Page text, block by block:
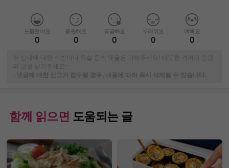
도움됐어요
0
응원해요
0
궁금해요
0
부러워요
0
예뻐요
0
※ 상대에 대한 비방이나 욕설 등의 댓글은 피해주세요! 따뜻한 격려와 응원
의 글을 남겨주세요~
-
댓글에 대한 신고가 접수될 경우, 내용에 따라 즉시 삭제될 수 있습니다.
함께 읽으면 도움되는 글